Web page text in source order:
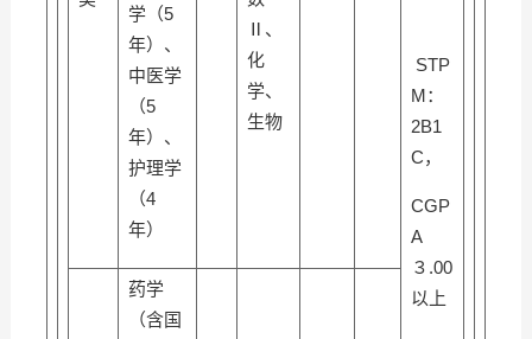
学（5
年）、
中医学
（5
年）、
护理学
（4
年）
Ⅱ、
化
学、
生物
STP
M：
2B1
C，
CGP
A
３.00
以上
药学
（含国